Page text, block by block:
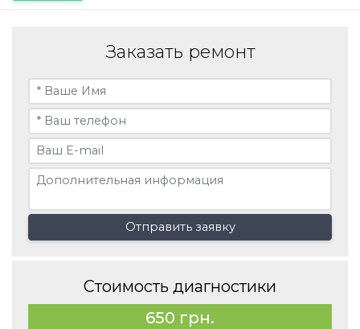
Заказать ремонт
Отправить заявку
Стоимость диагностики
650 грн.